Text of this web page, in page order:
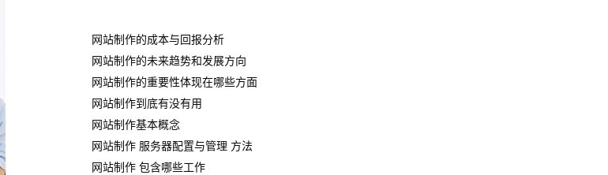
网站制作的成本与回报分析
网站制作的未来趋势和发展方向
网站制作的重要性体现在哪些方面
网站制作到底有没有用
网站制作基本概念
网站制作 服务器配置与管理 方法
网站制作 包含哪些工作